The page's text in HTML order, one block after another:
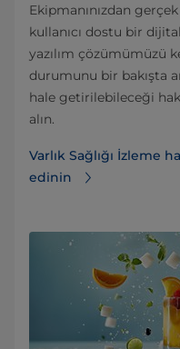
Ekipmanınızdan
kullanıcı dostu bir
yazılım çözümümüzü
durumunu bir bakışta
hale getirilebileceği
alın.
Varlık Sağlığı İzleme
edinin